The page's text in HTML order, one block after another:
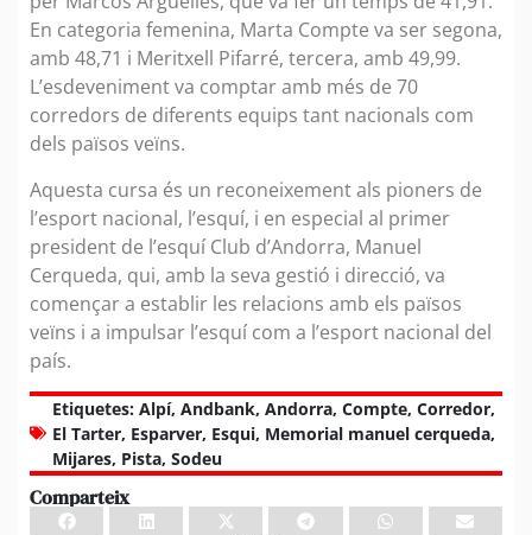
En categoria femenina, Marta Compte va ser segona,
amb 48,71 i Meritxell Pifarré, tercera, amb 49,99.
L’esdeveniment va comptar amb més de 70
corredors de diferents equips tant nacionals com
dels països veïns.
Aquesta cursa és un reconeixement als pioners de
l’esport nacional, l’esquí, i en especial al primer
president de l’esquí Club d’Andorra, Manuel
Cerqueda, qui, amb la seva gestió i direcció, va
començar a establir les relacions amb els països
veïns i a impulsar l’esquí com a l’esport nacional del
país.
Etiquetes: Alpí, Andbank, Andorra, Compte, Corredor,
El Tarter, Esparver, Esqui, Memorial manuel cerqueda,
Mijares, Pista, Sodeu
Comparteix